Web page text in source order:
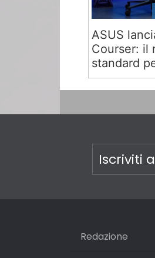
ASUS
Courser: il
standard
Iscriviti
Redazione